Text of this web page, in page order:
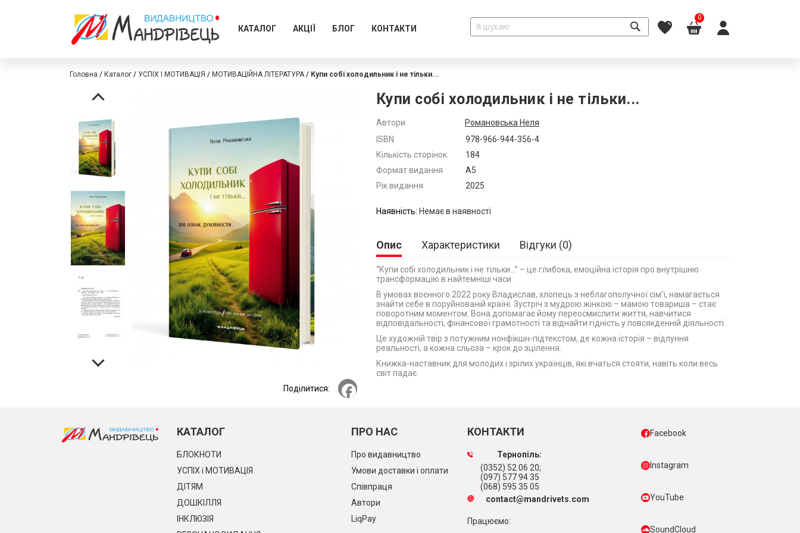
КАТАЛОГ АКЦІЇ БЛОГ КОНТАКТИ
0
Головна Каталог УСПІХ І МОТИВАЦІЯ МОТИВАЦІЙНА ЛІТЕРАТУРА Купи собі холодильник і не тільки...
Купи собі холодильник і не тільки...
Автори
Романовська Неля
Додатково
ISBN
978-966-944-356-4
Кількість сторінок
184
Формат видання
А5
Рік видання
2025
Немає в наявності
Опис
“Купи собі холодильник і не тільки...” – це глибока, емоційна історія про внутрішню
трансформацію в найтемніші часи.
В умовах воєнного 2022 року Владислав, хлопець з неблагополучної сім’ї, намагається
знайти себе в поруйнованій країні. Зустріч з мудрою жінкою – мамою товариша – стає
поворотним моментом. Вона допомагає йому переосмислити життя, навчитися
відповідальності, фінансової грамотності та віднайти гідність у повсякденній діяльності.
Це художній твір з потужним нонфікшн-підтекстом, де кожна історія – відлуння
реальності, а кожна сльоза – крок до зцілення.
Книжка-наставник для молодих і зрілих українців, які вчаться стояти, навіть коли весь
світ падає.
Характеристики Відгуки 0
Перейти
кінця
галереї
зображень
Перейти
початку
галереї
зображень
Поділитися: Facebook
КАТАЛОГ
БЛОКНОТИ
УСПІХ і МОТИВАЦІЯ
ДІТЯМ
ДОШКІЛЛЯ
ІНКЛЮЗІЯ
ПРО НАС
Про видавництво
Умови доставки і оплати
Співпраця
Автори
LiqPay
КОНТАКТИ
Тернопіль:
(0352) 52 06 20;
(097) 577 94 35
(068) 595 35 05
contact@mandrivets.com
Працюємо:
Facebook
Instagram
YouTube
SoundCloud